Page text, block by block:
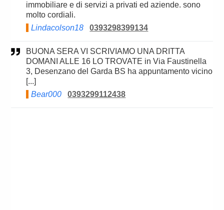
immobiliare e di servizi a privati ed aziende. sono
molto cordiali.
Lindacolson18
0393298399134
BUONA SERA VI SCRIVIAMO UNA DRITTA
DOMANI ALLE 16 LO TROVATE in Via Faustinella
3, Desenzano del Garda BS ha appuntamento vicino
[...]
Bear000
0393299112438